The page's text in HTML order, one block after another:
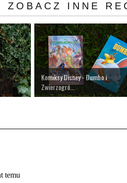
ZOBACZ INNE
Komiksy Disney - Dumbo i
Zwierzogró...